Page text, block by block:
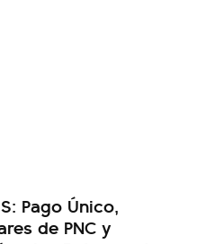
Pago Único,
de PNC y